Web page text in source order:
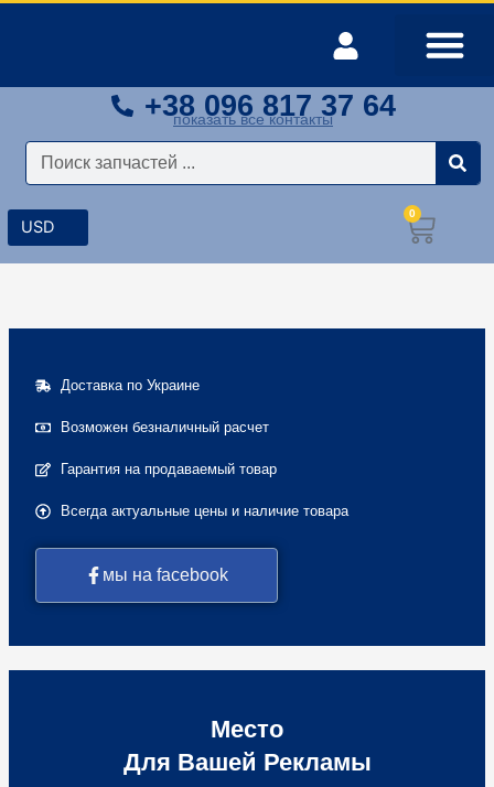
+38 096 817 37 64
показать все контакты
Поиск
0
Доставка по Украине
Возможен безналичный расчет
Гарантия на продаваемый товар
Всегда актуальные цены и наличие товара
мы на facebook
Место
Для Вашей Рекламы